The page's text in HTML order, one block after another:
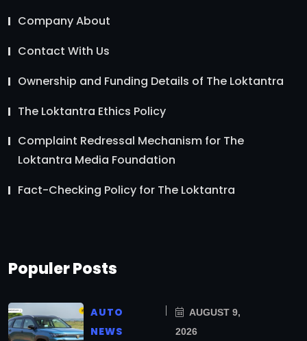
Company About
Contact With Us
Ownership and Funding Details of The Loktantra
The Loktantra Ethics Policy
Complaint Redressal Mechanism for The
Loktantra Media Foundation
Fact-Checking Policy for The Loktantra
Populer Posts
AUTO
NEWS
AUGUST 9,
2026